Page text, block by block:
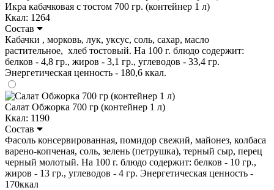
Икра кабачковая с тостом 700 гр. (контейнер 1 л)
Ккал: 1264
Состав
Кабачки , морковь, лук, уксус, соль, сахар, масло
растительное, хлеб тостовый. На 100 г. блюдо содержит:
белков - 4,8 гр., жиров - 3,1 гр., углеводов - 33,4 гр.
Энергетическая ценность - 180,6 ккал.
Салат Обжорка 700 гр (контейнер 1 л)
Ккал: 1190
Состав
Фасоль консервированная, помидор свежий, майонез, колбаса
варено-копченая, соль, зелень (петрушка), терный сыр, перец
черный молотый. На 100 г. блюдо содержит: белков - 10 гр.,
жиров - 13 гр., углеводов - 4 гр. Энергетическая ценность -
170ккал